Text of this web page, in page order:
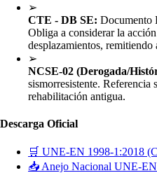
➢
CTE - DB SE: Documento
Obliga a considerar la
desplazamientos,
➢
NCSE-02 (Derogada/
sismorresistente. Referencia
rehabilitación antigua.
Descarga Oficial
🛒 UNE-EN 1998-1:2018
📥 Anejo Nacional UNE-